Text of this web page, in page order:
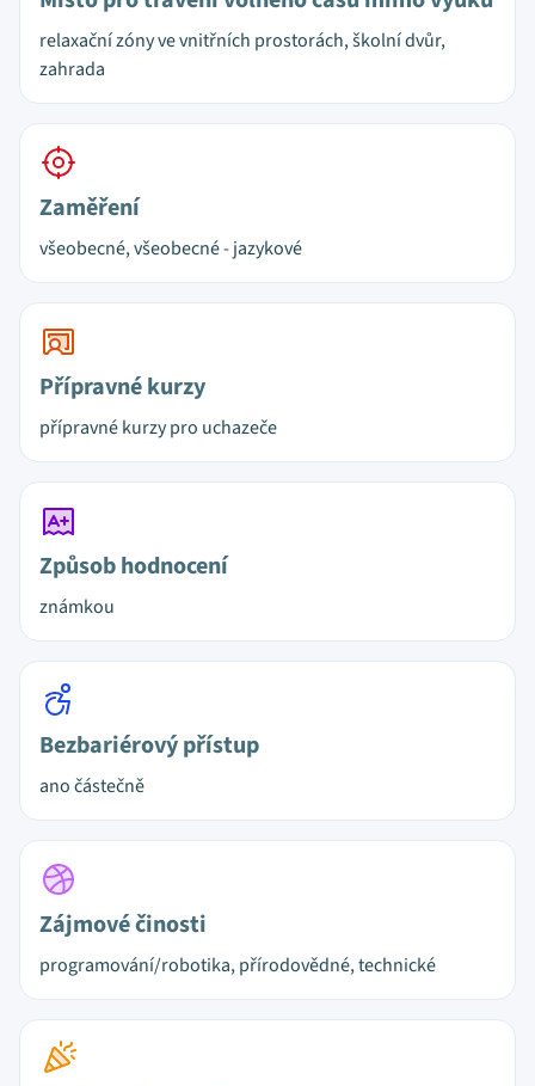
relaxační zóny ve vnitřních prostorách, školní dvůr,
zahrada
Zaměření
všeobecné, všeobecné - jazykové
Přípravné kurzy
přípravné kurzy pro uchazeče
Způsob hodnocení
známkou
Bezbariérový přístup
ano částečně
Zájmové činosti
programování/robotika, přírodovědné, technické